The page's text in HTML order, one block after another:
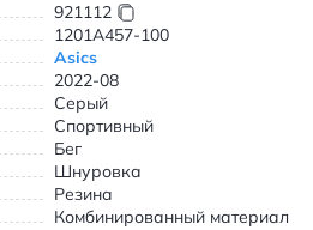
для повседневного
Серо-черная цветовая гамма
одеждой, подчеркивая
для активного отдыха и
время года. Асикс Гел-Кайано
черные из ткани и синтетики
921112
1201A457-100
Asics
2022-08
Серый
Спортивный
Бег
Шнуровка
Резина
Комбинированный материал